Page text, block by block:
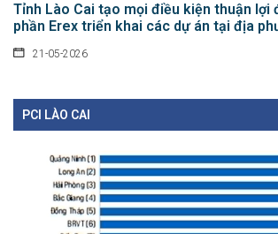
Tỉnh Lào Cai tạo mọi điều kiện thuận lợi
phần Erex triển khai các dự án tại địa
21-05-2026
PCI LÀO CAI